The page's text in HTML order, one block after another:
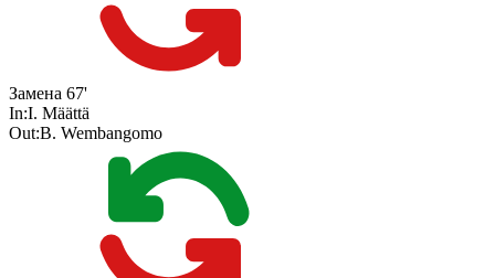
Замена 67'
In:I. Määttä
Out:B. Wembangomo